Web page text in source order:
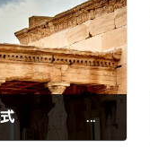
骨壺について 直葬・火葬式 足立区 葛飾区